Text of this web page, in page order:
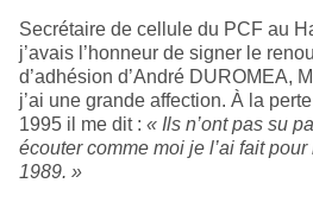
Secrétaire de cellule du PCF au
j’avais l’honneur de signer le
d’adhésion d’André DUROMEA,
j’ai une grande affection. À la
1995 il me dit : « Ils n’ont pas su
écouter comme moi je l’ai fait pour
1989. »